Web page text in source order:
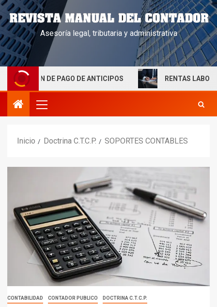
Asesoría legal, tributaria y administrativa
PAGO DE ANTICIPOS RENTAS LABORALES
Inicio Doctrina C.T.C.P. SOPORTES CONTABLES
CONTABILIDAD CONTADOR PUBLICO DOCTRINA C.T.C.P.